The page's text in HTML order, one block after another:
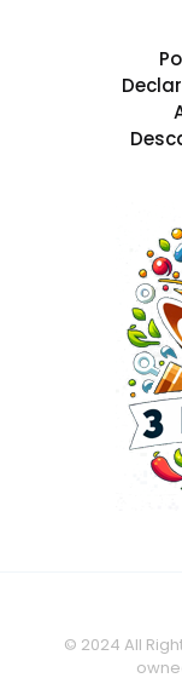
© 2024 All